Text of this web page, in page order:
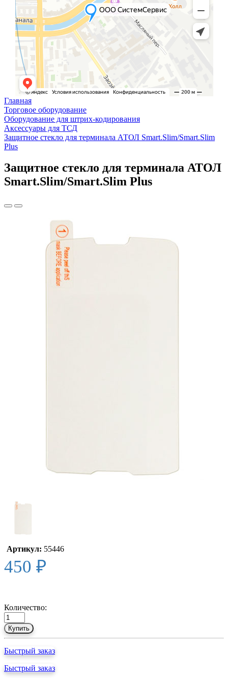
Главная
Торговое оборудование
Оборудование для штрих-кодирования
Аксессуары для ТСД
Защитное стекло для терминала АТОЛ Smart.Slim/Smart.Slim
Plus
Защитное стекло для терминала АТОЛ
Smart.Slim/Smart.Slim Plus
Артикул: 55446
450 ₽
Количество:
Купить
Быстрый заказ
Быстрый заказ